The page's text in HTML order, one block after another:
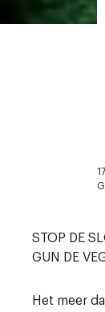
STOP DE
GUN DE
Het meer